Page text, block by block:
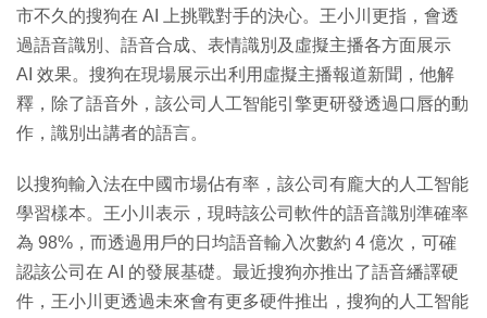
市不久的搜狗在 AI 上挑戰對手的決心。王小川更指，會透
過語音識別、語音合成、表情識別及虛擬主播各方面展示
AI 效果。搜狗在現場展示出利用虛擬主播報道新聞，他解
釋，除了語音外，該公司人工智能引擎更研發透過口唇的動
作，識別出講者的語言。
以搜狗輸入法在中國市場佔有率，該公司有龐大的人工智能
學習樣本。王小川表示，現時該公司軟件的語音識別準確率
為 98%，而透過用戶的日均語音輸入次數約 4 億次，可確
認該公司在 AI 的發展基礎。最近搜狗亦推出了語音繙譯硬
件，王小川更透過未來會有更多硬件推出，搜狗的人工智能